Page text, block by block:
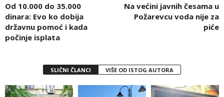
Od 10.000 do 35.000
dinara: Evo ko dobija
državnu pomoć i kada
počinje isplata
Na većini javnih česama u
Požarevcu voda nije za
piće
SLIČNI ČLANCI VIŠE OD ISTOG AUTORA